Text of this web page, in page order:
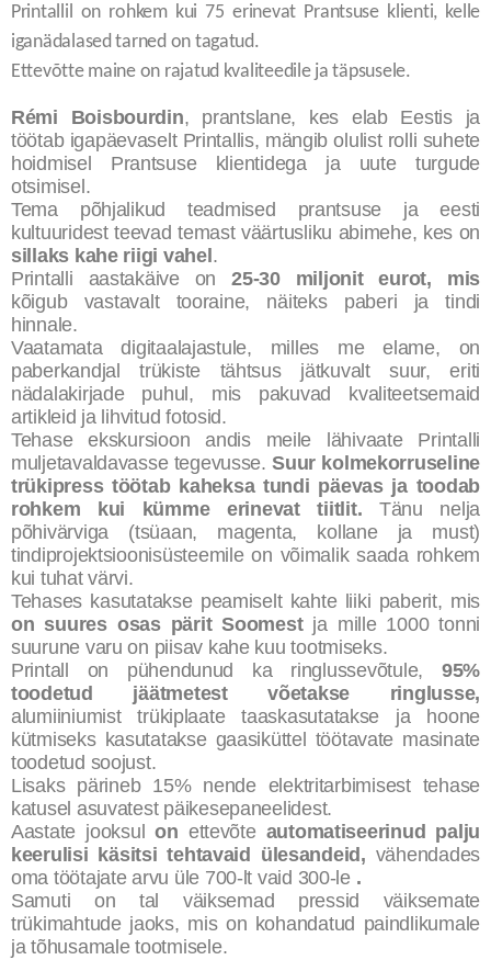
Printallil on rohkem kui 75 erinevat Prantsuse klienti, kelle
iganädalased tarned on tagatud.
Ettevõtte maine on rajatud kvaliteedile ja täpsusele.
Rémi Boisbourdin, prantslane, kes elab Eestis ja
töötab igapäevaselt Printallis, mängib olulist rolli suhete
hoidmisel Prantsuse klientidega ja uute turgude
otsimisel.
Tema põhjalikud teadmised prantsuse ja eesti
kultuuridest teevad temast väärtusliku abimehe, kes on
sillaks kahe riigi vahel .
Printalli aastakäive on 25-30 miljonit eurot, mis
kõigub vastavalt tooraine, näiteks paberi ja tindi
hinnale.
Vaatamata digitaalajastule, milles me elame, on
paberkandjal trükiste tähtsus jätkuvalt suur, eriti
nädalakirjade puhul, mis pakuvad kvaliteetsemaid
artikleid ja lihvitud fotosid.
Tehase ekskursioon andis meile lähivaate Printalli
muljetavaldavasse tegevusse.Suur kolmekorruseline
trükipress töötab kaheksa tundi päevas ja toodab
rohkem kui kümme erinevat tiitlit. Tänu nelja
põhivärviga (tsüaan, magenta, kollane ja must)
tindiprojektsioonisüsteemile on võimalik saada rohkem
kui tuhat värvi.
Tehases kasutatakse peamiselt kahte liiki paberit, mis
on suures osas pärit Soomestja mille 1000 tonni
suurune varu on piisav kahe kuu tootmiseks.
Printall on pühendunud ka ringlussevõtule, 95%
toodetud jäätmetest võetakse ringlusse,
alumiiniumist trükiplaate taaskasutatakse ja hoone
kütmiseks kasutatakse gaasiküttel töötavate masinate
toodetud soojust.
Lisaks pärineb 15% nende elektritarbimisest tehase
katusel asuvatest päikesepaneelidest.
Aastate jooksulon ettevõte automatiseerinud palju
keerulisi käsitsi tehtavaid ülesandeid, vähendades
oma töötajate arvu üle 700-lt vaid 300-le .
Samuti on tal väiksemad pressid väiksemate
trükimahtude jaoks, mis on kohandatud paindlikumale
ja tõhusamale tootmisele.